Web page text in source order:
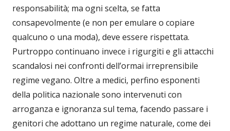
responsabilità; ma ogni scelta, se fatta
consapevolmente (e non per emulare o copiare
qualcuno o una moda), deve essere rispettata.
Purtroppo continuano invece i rigurgiti e gli attacchi
scandalosi nei confronti dell’ormai irreprensibile
regime vegano. Oltre a medici, perfino esponenti
della politica nazionale sono intervenuti con
arroganza e ignoranza sul tema, facendo passare i
genitori che adottano un regime naturale, come dei